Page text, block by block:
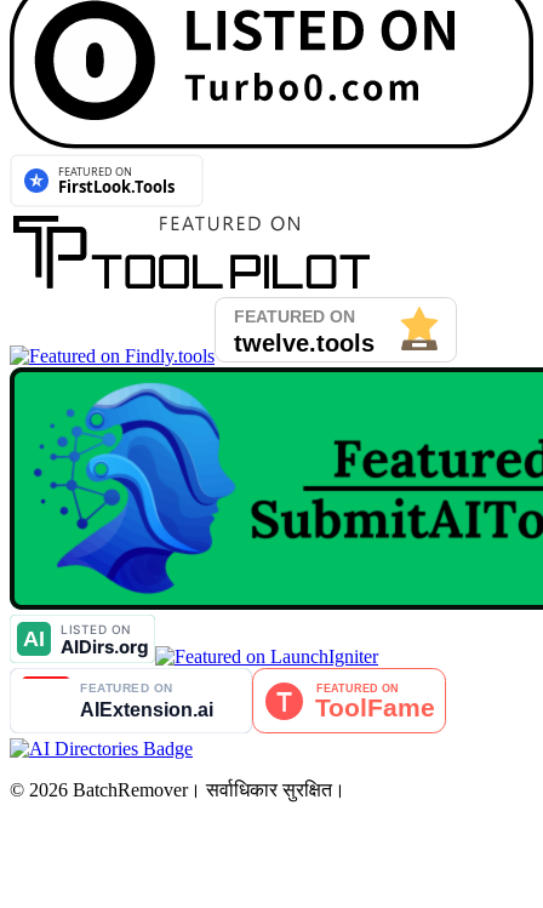
© 2026 BatchRemover। सर्वाधिकार सुरक्षित।